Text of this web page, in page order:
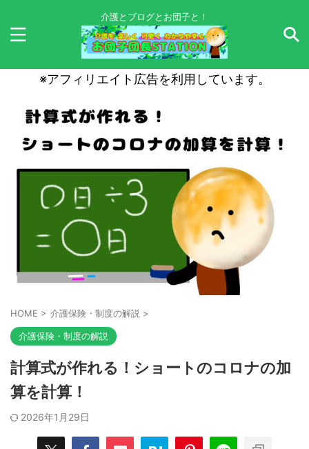
介護とブログとお団子と！
※アフィリエイト広告を利用しています。
HOME > 介護保険・制度の解説 >
介護保険・制度の解説
計算式が作れる！ショートのコロナの加
算を計算！
2026年1月29日